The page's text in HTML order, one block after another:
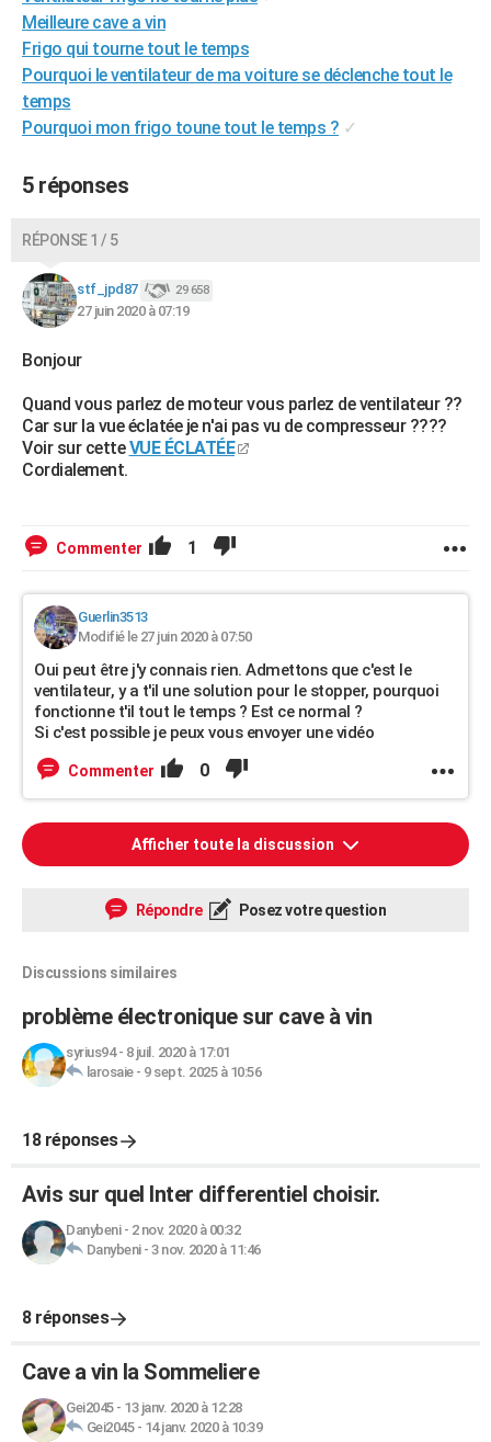
S'inscrire
Se connecter
Lycées
Collèges
Primaires
Universités
Entreprises
Service militaire
Avis de recherche
AVIS DE DÉCÈS
FORUM
Bricolage
Lifestyle
Culture
Sport
Auto
Television
Voyage
Cinema
Meilleure cave a vin
Frigo qui tourne tout le temps
Pourquoi le ventilateur de ma voiture se déclenche tout le
temps
Pourquoi mon frigo toune tout le temps ? ✓
5 réponses
RÉPONSE 1 / 5
stf_jpd87 29 658
27 juin 2020 à 07:19
Bonjour
Quand vous parlez de moteur vous parlez de ventilateur ??
Car sur la vue éclatée je n'ai pas vu de compresseur ????
Voir sur cetteVUE ÉCLATÉE
Cordialement.
Commenter 1
Guerlin3513
Modifié le 27 juin 2020 à 07:50
Oui peut être j'y connais rien. Admettons que c'est le
ventilateur, y a t'il une solution pour le stopper, pourquoi
fonctionne t'il tout le temps ? Est ce normal ?
Si c'est possible je peux vous envoyer une vidéo
Commenter 0
Afficher toute la discussion
Répondre Posez votre question
Discussions similaires
problème électronique sur cave à vin
syrius94- 8 juil. 2020 à 17:01
larosaie- 9 sept. 2025 à 10:56
18 réponses
Avis sur quel Inter differentiel choisir.
Danybeni- 2 nov. 2020 à 00:32
Danybeni- 3 nov. 2020 à 11:46
8 réponses
Cave a vin la Sommeliere
Gei2045- 13 janv. 2020 à 12:28
Gei2045- 14 janv. 2020 à 10:39